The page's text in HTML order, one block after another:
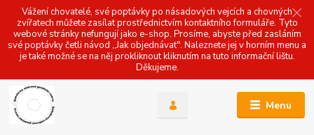
Vážení chovatelé, své poptávky po násadových vejcích a chovných
zvířatech můžete zasílat prostřednictvím kontaktního formuláře. Tyto
webové stránky nefungují jako e-shop. Prosíme, abyste před zasláním
své poptávky četli návod ,,Jak objednávat". Naleznete jej v horním menu a
je také možné se na něj prokliknout kliknutím na tuto informační lištu.
Děkujeme.
Menu